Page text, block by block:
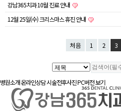
강남365치과 10월 진료 안내
12월 25일(수) 크리스마스 휴진 안내
처음 1 2 3
병원소개온라인상담시술전후사진PC버전 보기